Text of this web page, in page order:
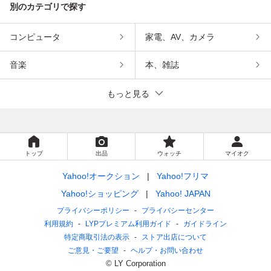
別のカテゴリで探す
コンピュータ 家電、AV、カメラ
音楽 本、雑誌
もっと見る
トップ 出品 ウォッチ マイオク
Yahoo!オークション
Yahoo!フリマ
Yahoo!ショッピング
Yahoo! JAPAN
プライバシーポリシー
プライバシーセンター
利用規約
LYPプレミアム利用ガイド
ガイドライン
特定商取引法の表示
ストア出店について
ご意見・ご要望
ヘルプ・お問い合わせ
© LY Corporation